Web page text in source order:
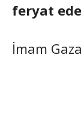
feryat
İmam